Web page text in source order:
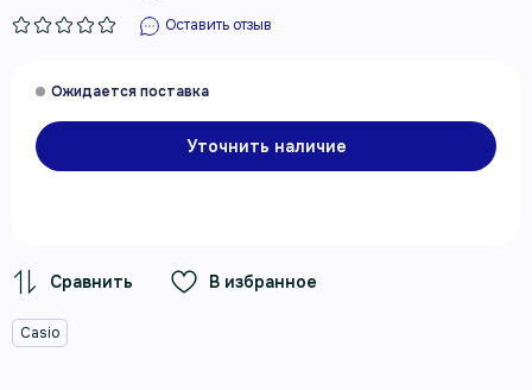
Оставить отзыв
Уточнить наличие
В избранное
Casio